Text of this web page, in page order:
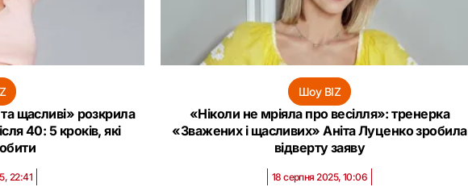
щасливі» розкрила
40: 5 кроків, які
22:41
Шоу BIZ
«Ніколи не мріяла про весілля»: тренерка
«Зважених і щасливих» Аніта Луценко зробила
відверту заяву
18 серпня 2025, 10:06